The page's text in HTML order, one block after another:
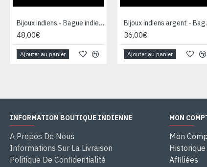
Bijoux indiens - Bague indienne rhodiée Topaze
48,00€
Ajouter au panier
Bijoux
36,00€
Ajouter au panier
INFORMATION BOUTIQUE INDIENNE
A Propos De Nous
Informations Sur La Livraison
Politique De Confidentialité
MON
Mon
Affiliées